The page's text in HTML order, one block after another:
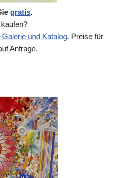
gratis.
Galerie und Katalog. Preise für
Anfrage.